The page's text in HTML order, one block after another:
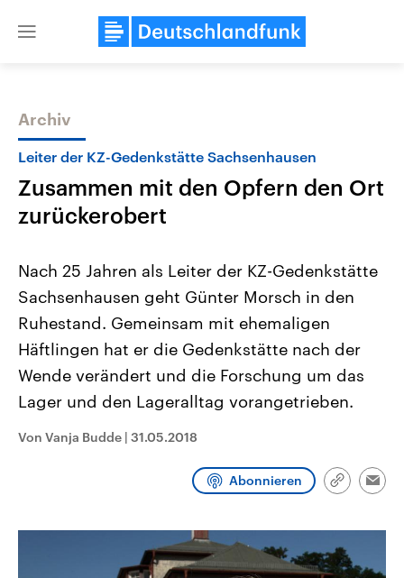
Close
Themen
Landtagswahl Sachsen-Anhalt
2026
Alle Informationen
Sachsen-Anhalt wählt am 6.
September 2026 einen neuen
Landtag. Seit 2021 wird das
Bundesland von einer Koalition aus
CDU, SPD und FDP regiert.-
Umfragen, Prognosen,
Wahlprogramme, aktuelle Berichte
und Kandidaten der anstehenden
USA
Aktuelle Beiträge,
Hintergründe
Wirtschaftlich und
gehören die Vereinigten
den mächtigsten Ländern
mit großem Einfluss auf
aktuelle Weltgeschehen.
Archiv
Leiter der KZ-Gedenkstätte Sachsenhausen
Zusammen mit den Opfern den Ort
zurückerobert
Nach 25 Jahren als Leiter der KZ-Gedenkstätte
Sachsenhausen geht Günter Morsch in den
Ruhestand. Gemeinsam mit ehemaligen
Häftlingen hat er die Gedenkstätte nach der
Wende verändert und die Forschung um das
Lager und den Lageralltag vorangetrieben.
Von Vanja Budde | 31.05.2018
Abonnieren
Link